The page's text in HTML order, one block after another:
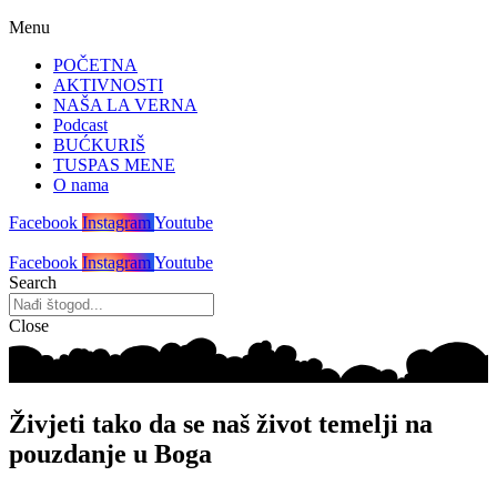
Menu
POČETNA
AKTIVNOSTI
NAŠA LA VERNA
Podcast
BUĆKURIŠ
TUSPAS MENE
O nama
Facebook InstagramYoutube
Facebook InstagramYoutube
Search
Close
Živjeti tako da se naš život temelji na
pouzdanje u Boga